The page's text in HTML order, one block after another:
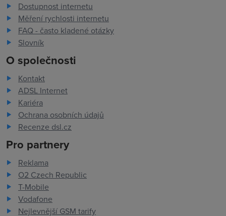
Dostupnost internetu
Měření rychlosti internetu
FAQ - často kladené otázky
Slovník
O společnosti
Kontakt
ADSL Internet
Kariéra
Ochrana osobních údajů
Recenze dsl.cz
Pro partnery
Reklama
O2 Czech Republic
T-Mobile
Vodafone
Nejlevnější GSM tarify